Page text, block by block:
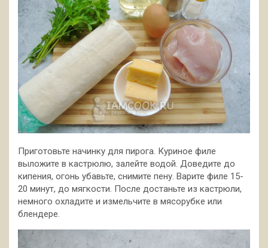
Приготовьте начинку для пирога. Куриное филе
выложите в кастрюлю, залейте водой. Доведите до
кипения, огонь убавьте, снимите пену. Варите филе 15-
20 минут, до мягкости. После достаньте из кастрюли,
немного охладите и измельчите в мясорубке или
блендере.